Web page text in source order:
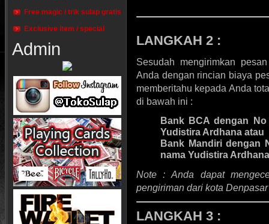
Free magic / trik sulap gratis
Exclusive item / special
Admin LANGKAH 2 :
Sesudah mengirimkan
Anda dengan rincian biaya
memberitahu kepada Anda
di bawah ini :
Bank BCA dengan
Yudistira Ardhana atau
Bank Mandiridengan
nama Yudistira Ardhana
Note : Anda dapat
pengiriman dari kota
LANGKAH 3 :